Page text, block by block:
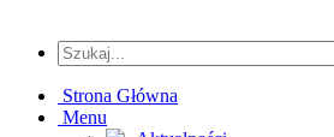
Strona Główna
Menu